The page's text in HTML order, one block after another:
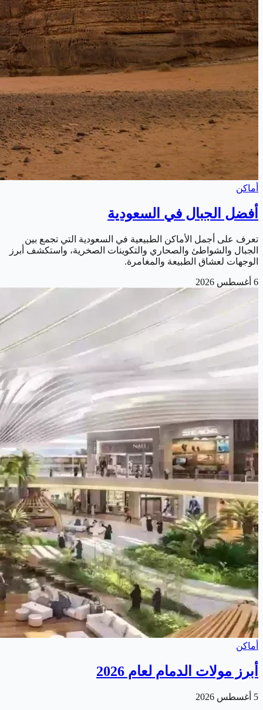
أماكن
أفضل الجبال في السعودية
تعرف على أجمل الأماكن الطبيعية في السعودية التي تجمع بين
الجبال والشواطئ والصحاري والتكوينات الصخرية، واستكشف أبرز
الوجهات لعشاق الطبيعة والمغامرة.
6 أغسطس 2026
أماكن
أبرز مولات الدمام لعام 2026
5 أغسطس 2026